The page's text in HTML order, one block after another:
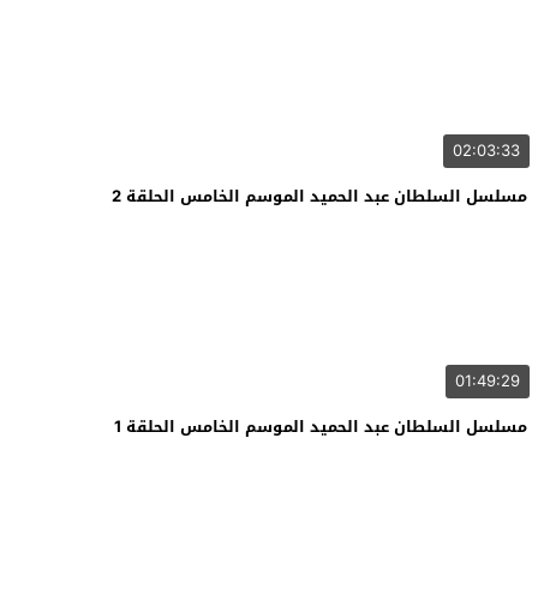
02:03:33
مسلسل السلطان عبد الحميد الموسم الخامس الحلقة 2
01:49:29
مسلسل السلطان عبد الحميد الموسم الخامس الحلقة 1